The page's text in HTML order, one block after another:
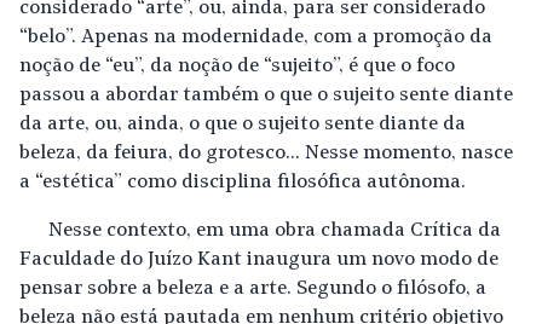
considerado “arte”, ou, ainda, para ser considerado
“belo”. Apenas na modernidade, com a promoção da
noção de “eu”, da noção de “sujeito”, é que o foco
passou a abordar também o que o sujeito sente diante
da arte, ou, ainda, o que o sujeito sente diante da
beleza, da feiura, do grotesco... Nesse momento, nasce
a “estética” como disciplina filosófica autônoma.
Nesse contexto, em uma obra chamada Crítica da
Faculdade do Juízo Kant inaugura um novo modo de
pensar sobre a beleza e a arte. Segundo o filósofo, a
beleza não está pautada em nenhum critério objetivo